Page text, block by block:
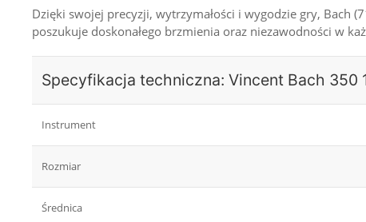
Dzięki swojej precyzji, wytrzymałości i wygodzie gry, Bach
poszukuje doskonałego brzmienia oraz niezawodności w
Specyfikacja techniczna: Vincent Bach 350
Instrument
Rozmiar
Średnica